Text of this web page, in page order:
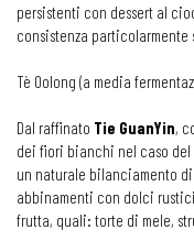
persistenti con dessert al
consistenza
Tè Oolong (a media
Dal raffinato Tie GuanYin,
dei fiori bianchi nel caso del
un naturale bilanciamento
abbinamenti con dolci
frutta, quali: torte di mele,